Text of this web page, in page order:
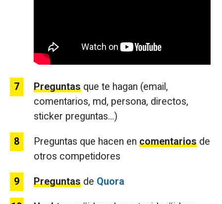
Preguntas que te hagan (email,
comentarios, md, persona, directos,
sticker preguntas…)
Preguntas que hacen en comentarios de
otros competidores
Preguntas de Quora